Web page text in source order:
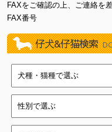
FAXをご確認の上、ご連絡を
FAX番号
仔犬&仔猫検索